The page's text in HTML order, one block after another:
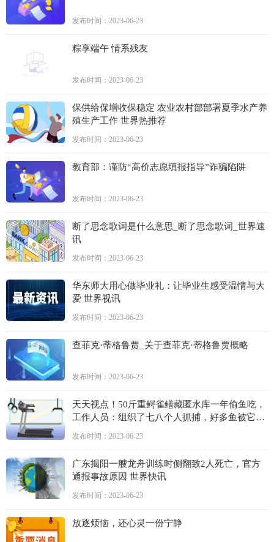
发布时间：2023-06-23
粽享端午 情系残友
发布时间：2023-06-23
保供给保增收保稳定 农业农村部部署夏季水产养
殖生产工作 世界热推荐
发布时间：2023-06-23
教育部：谨防“高价志愿填报指导”诈骗陷阱
发布时间：2023-06-23
断了思念歌词是什么意思_断了思念歌词_世界速
讯
发布时间：2023-06-23
华东师大用心做毕业礼：让毕业生感受温情与大
爱 世界视讯
发布时间：2023-06-23
查菲克·蒂格鲁贾_关于查菲克·蒂格鲁贾概略
发布时间：2023-06-23
天天视点！50斤重鳄雀鳝藏匿水库一年偷鱼吃，
工作人员：组织了七八个人抓捕，好多鱼被它吃
了
发布时间：2023-06-23
广东揭阳一艘龙舟训练时侧翻致2人死亡，官方
通报事故原因 世界快讯
发布时间：2023-06-23
放逐烦恼，还心灵一份宁静